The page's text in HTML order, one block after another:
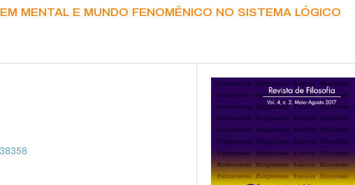
mental e mundo fenomênico no sistema lógico